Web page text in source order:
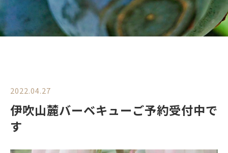
2022.04.27
伊吹山麓バーベキューご予約受付中で
す